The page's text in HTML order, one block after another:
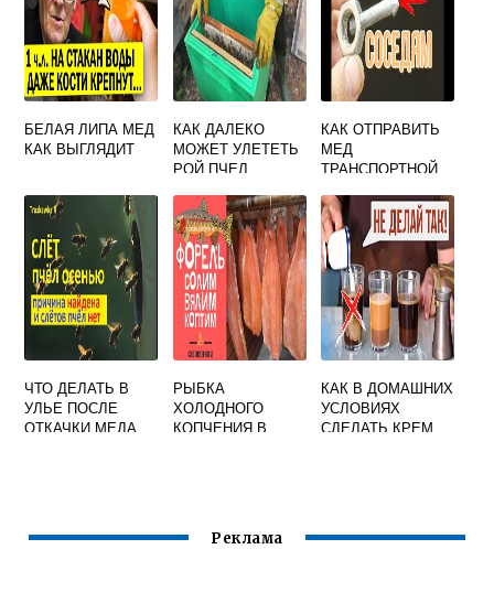
БЕЛАЯ ЛИПА МЕД
КАК ВЫГЛЯДИТ
КАК ДАЛЕКО
МОЖЕТ УЛЕТЕТЬ
РОЙ ПЧЕЛ
КАК ОТПРАВИТЬ
МЕД
ТРАНСПОРТНОЙ
ЧТО ДЕЛАТЬ В
УЛЬЕ ПОСЛЕ
ОТКАЧКИ МЕДА
РЫБКА
ХОЛОДНОГО
КОПЧЕНИЯ В
КАК В ДОМАШНИХ
УСЛОВИЯХ
СДЕЛАТЬ КРЕМ
Реклама